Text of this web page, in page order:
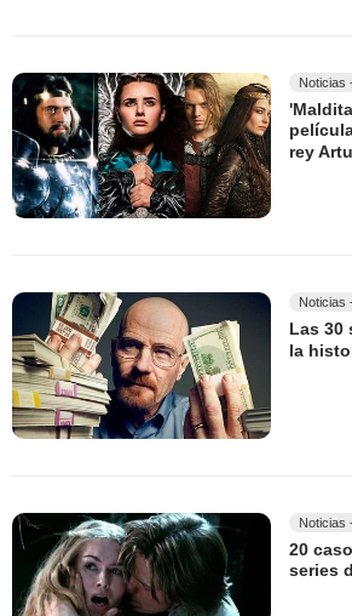
Noticias
rey
Noticias
Las 30
la
Noticias
20
series